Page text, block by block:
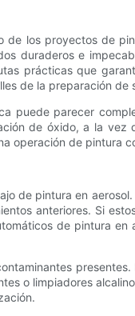
los proyectos de
duraderos e
prácticas que
de la preparación
puede parecer
de óxido, a la
operación de pintura
de pintura en
anteriores. Si
de pintura
o limpiadores